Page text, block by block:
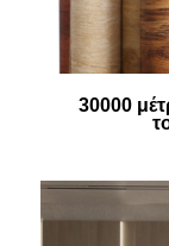
30000